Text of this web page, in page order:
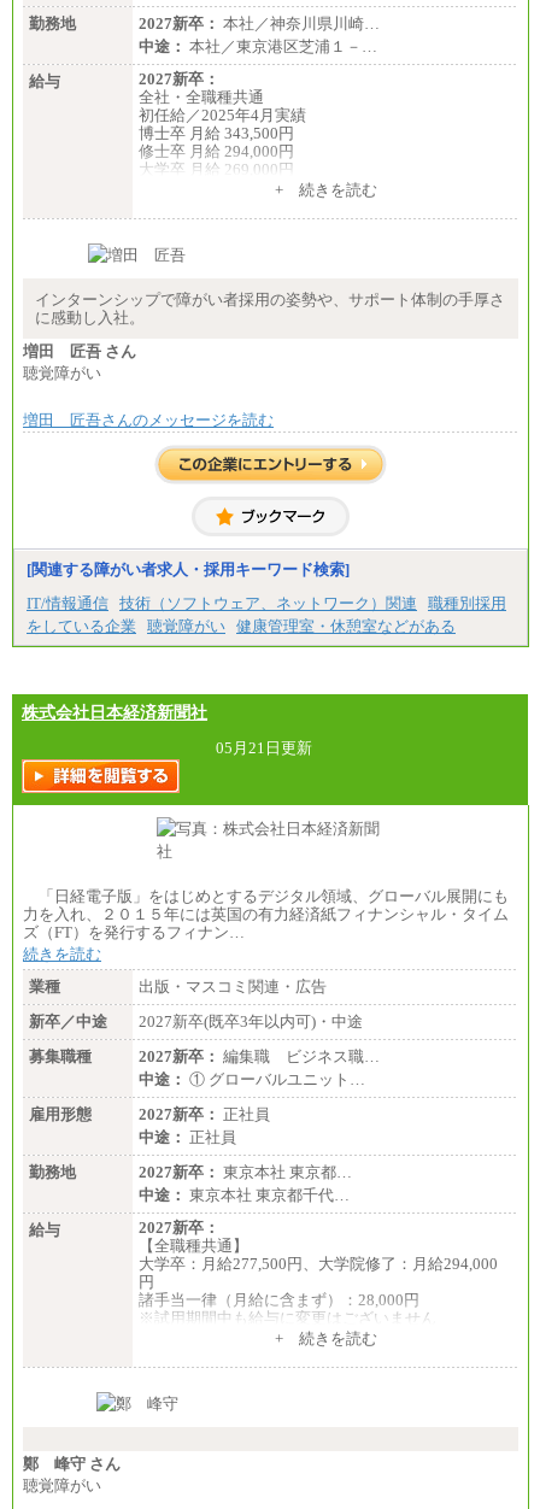
勤務地
2027新卒： 本社／神奈川県川崎…
中途： 本社／東京港区芝浦１－…
給与
2027新卒：
全社・全職種共通
初任給／2025年4月実績
博士卒 月給 343,500円
修士卒 月給 294,000円
大学卒 月給 269,000円
※試用期間の給与に変更はございません
中途：
す。
+ 続きを読む
インターンシップで障がい者採用の姿勢や、サポート体制の手厚さ
に感動し入社。
増田 匠吾 さん
聴覚障がい
増田 匠吾さんのメッセージを読む
[関連する障がい者求人・採用キーワード検索]
IT/情報通信 技術（ソフトウェア、ネットワーク）関連
職種別採用
をしている企業
聴覚障がい 健康管理室・休憩室などがある
株式会社日本経済新聞社
05月21日更新
「日経電子版」をはじめとするデジタル領域、グローバル展開にも
力を入れ、２０１５年には英国の有力経済紙フィナンシャル・タイム
ズ（FT）を発行するフィナン…
続きを読む
業種
出版・マスコミ関連・広告
新卒／中途
2027新卒(既卒3年以内可)・中途
募集職種
2027新卒： 編集職 ビジネス職…
中途： ① グローバルユニット…
雇用形態
2027新卒： 正社員
中途： 正社員
勤務地
2027新卒： 東京本社 東京都…
中途： 東京本社 東京都千代…
給与
2027新卒：
【全職種共通】
大学卒：月給277,500円、大学院修了：月給294,000
円
諸手当一律（月給に含まず）：28,000円
※試用期間中も給与に変更はございません
月給370,000円～
ます。
+ 続きを読む
鄭 峰守 さん
聴覚障がい